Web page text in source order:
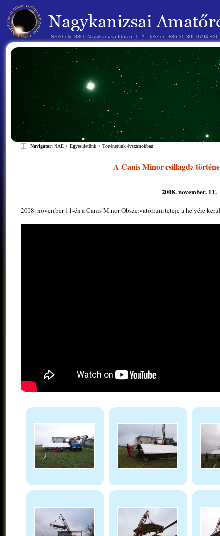
Székhely: 8800 Nagykanizsa Irtás u. 1. * Telefon: +36-30-305-0794
Navigátor: NAE > Egyesületünk > Történetünk évszámokban
A Canis Minor csillagda
2008. november. 11.
2008. november 11-én a Canis Minor Obszervatórium teteje a helyére